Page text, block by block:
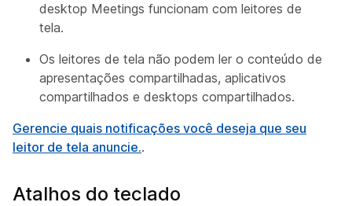
desktop Meetings funcionam com leitores de
tela.
Os leitores de tela não podem ler o conteúdo de
apresentações compartilhadas, aplicativos
compartilhados e desktops compartilhados.
Gerencie quais notificações você deseja que seu
leitor de tela anuncie..
Atalhos do teclado